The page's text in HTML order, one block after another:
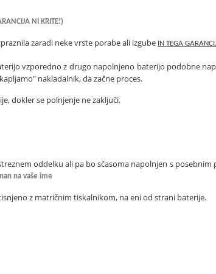
NI KRITE!)
zaradi neke vrste porabe ali izgube IN TEGA
vzporedno z drugo napolnjeno baterijo podobne
nakladalnik, da začne proces.
dokler se polnjenje ne zaključi.
oddelku ali pa bo sčasoma napolnjen s posebnim
na vaše ime
z matričnim tiskalnikom, na eni od strani baterije.